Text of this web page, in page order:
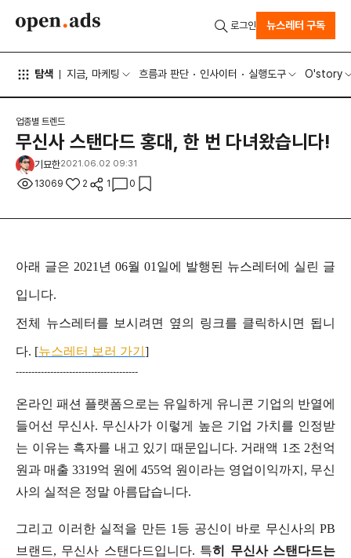
탐색 지금, 마케팅 흐름과 판단 인사이터 실행도구 O'story
로그인 뉴스레터 구독
업종별 트렌드
무신사 스탠다드 홍대, 한 번 다녀왔습니다!
기묘한2021.06.02 09:31
13069 2 1 0
아래 글은 2021년 06월 01일에 발행된 뉴스레터에 실린 글
입니다.
전체 뉴스레터를 보시려면 옆의 링크를 클릭하시면 됩니
다. [뉴스레터 보러 가기 ]
---------------------------------------
온라인 패션 플랫폼으로는 유일하게 유니콘 기업의 반열에
들어선 무신사. 무신사가 이렇게 높은 기업 가치를 인정받
는 이유는 흑자를 내고 있기 때문입니다. 거래액 1조 2천억
원과 매출 3319억 원에 455억 원이라는 영업이익까지, 무신
사의 실적은 정말 아름답습니다.
그리고 이러한 실적을 만든 1등 공신이 바로 무신사의 PB
브랜드, 무신사 스탠다드입니다. 특히 무신사 스탠다드는